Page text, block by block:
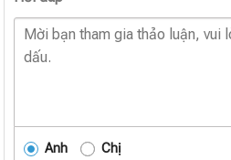
Anh Chị